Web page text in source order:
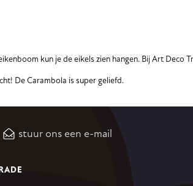
kun je de eikels zien hangen. Bij Art Deco
De Carambola is super geliefd.
stuur ons een e-mail